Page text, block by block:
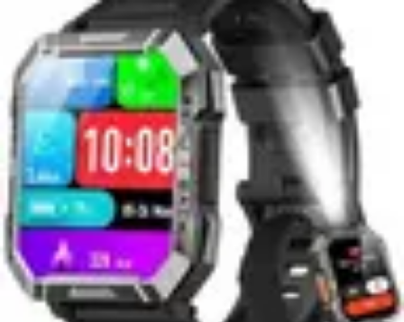
Urgence Alarme
Réaction en cas de déclenchementRéaction aux alertesPréparation et
réactivitéRéaction aux UrgencesRéaction aux alarmes
Urgence Alarme